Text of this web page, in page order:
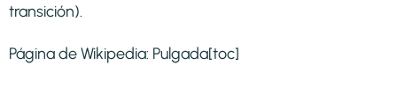
transición).
Página de Wikipedia: Pulgada[toc]